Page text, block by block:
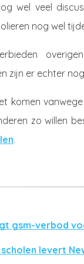
wel veel
nog wel
zijn er echter
komen
zo willen
.
gsm-verbod
levert